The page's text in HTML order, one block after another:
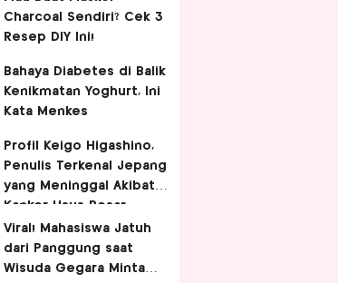
Charcoal Sendiri? Cek 3
Resep DIY Ini!
Bahaya Diabetes di Balik
Kenikmatan Yoghurt, Ini
Kata Menkes
Profil Keigo Higashino,
Penulis Terkenal Jepang
yang Meninggal Akibat
Kanker Usus Besar
Viral! Mahasiswa Jatuh
dari Panggung saat
Wisuda Gegara Minta